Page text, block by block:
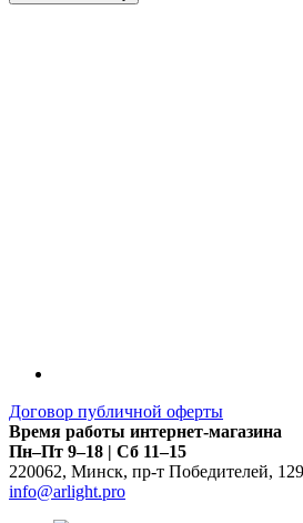
Договор публичной оферты
Время работы интернет-магазина
Пн–Пт 9–18 | Сб 11–15
220062, Минск, пр-т Победителей, 129
info@arlight.pro